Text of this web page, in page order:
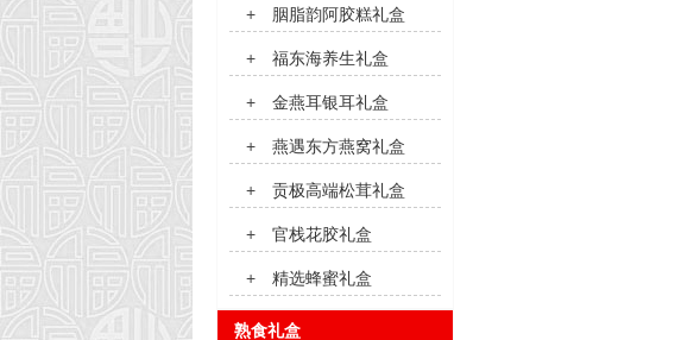
+ 胭脂韵阿胶糕礼盒
+ 福东海养生礼盒
+ 金燕耳银耳礼盒
+ 燕遇东方燕窝礼盒
+ 贡极高端松茸礼盒
+ 官栈花胶礼盒
+ 精选蜂蜜礼盒
熟食礼盒